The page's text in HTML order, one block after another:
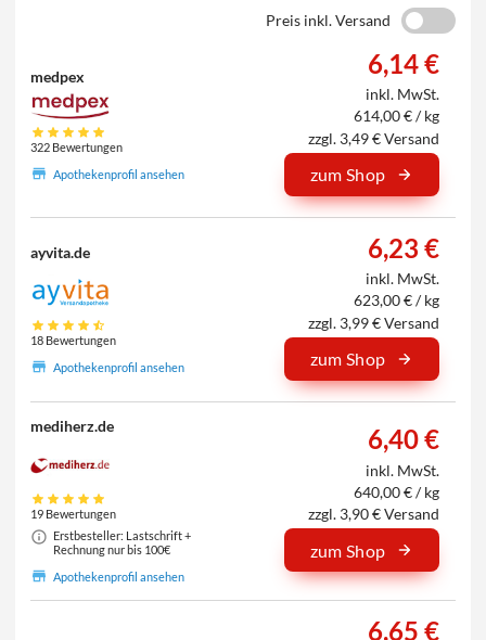
Preis inkl. Versand
medpex
322 Bewertungen
Apothekenprofil ansehen
6,14 €
inkl. MwSt.
614,00 € / kg
zzgl. 3,49 € Versand
zum Shop
ayvita.de
18 Bewertungen
Apothekenprofil ansehen
6,23 €
inkl. MwSt.
623,00 € / kg
zzgl. 3,99 € Versand
zum Shop
mediherz.de
19 Bewertungen
Erstbesteller: Lastschrift +
Rechnung nur bis 100€
Apothekenprofil ansehen
6,40 €
inkl. MwSt.
640,00 € / kg
zzgl. 3,90 € Versand
zum Shop
6,65 €